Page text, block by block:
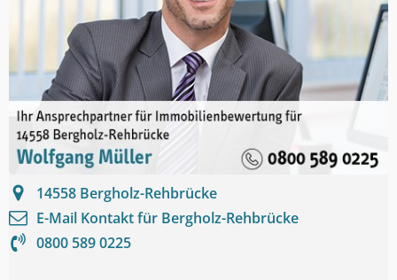
14558 Bergholz-Rehbrücke
E-Mail Kontakt für Bergholz-Rehbrücke
0800 589 0225